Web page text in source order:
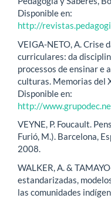
Disponible en:
http://
VEIGA-NETO, A. Crise
curriculares: da
processos de ensinar e
culturas. Memorias del
Disponible en:
http://
VEYNE, P. Foucault.
Furió, M.). Barcelona,
2008.
WALKER, A. &
estandarizadas,
las comunidades